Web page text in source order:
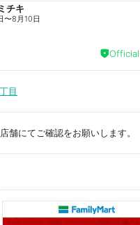
チキ
〜8月10日
目
舗にてご確認をお願いします。